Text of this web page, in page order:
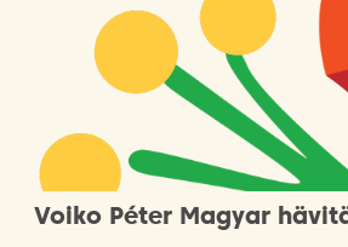
Voiko Péter Magyar